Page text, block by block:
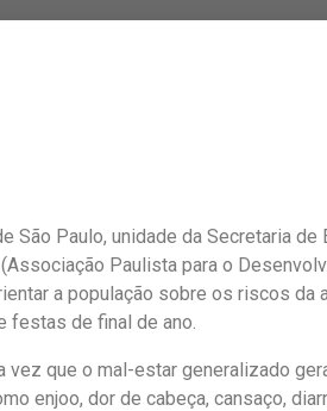
São Paulo, unidade da Secretaria de
Paulista para o
a população sobre os riscos da
festas de final de ano.
vez que o mal-estar generalizado
enjoo, dor de cabeça, cansaço,